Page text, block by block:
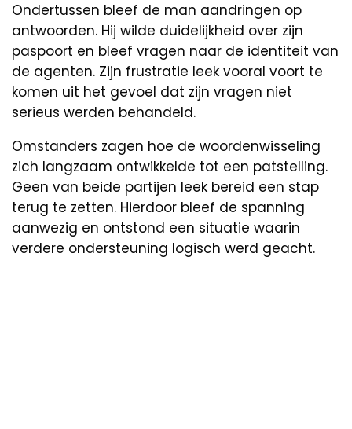
Ondertussen bleef de man aandringen op
antwoorden. Hij wilde duidelijkheid over zijn
paspoort en bleef vragen naar de identiteit van
de agenten. Zijn frustratie leek vooral voort te
komen uit het gevoel dat zijn vragen niet
serieus werden behandeld.
Omstanders zagen hoe de woordenwisseling
zich langzaam ontwikkelde tot een patstelling.
Geen van beide partijen leek bereid een stap
terug te zetten. Hierdoor bleef de spanning
aanwezig en ontstond een situatie waarin
verdere ondersteuning logisch werd geacht.